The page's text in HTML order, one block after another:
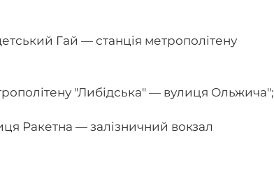
Гай — станція метрополітену
"Либідська" — вулиця Ольжича";
Ракетна — залізничний вокзал